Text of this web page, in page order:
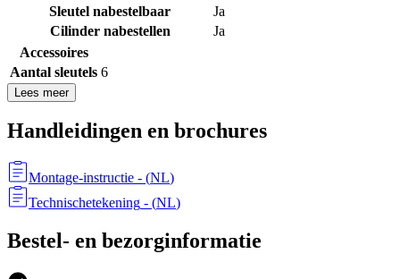
Sleutel nabestelbaar
Ja
Cilinder nabestellen
Ja
Accessoires
Aantal sleutels 6
Lees meer
Handleidingen en brochures
Montage-instructie - (NL)
Technischetekening - (NL)
Bestel- en bezorginformatie